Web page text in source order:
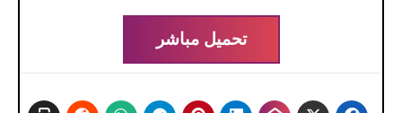
تحميل مباشر